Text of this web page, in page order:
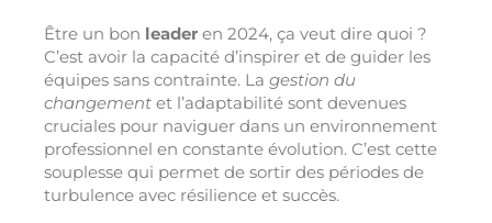
Être un bon leader en 2024, ça veut dire quoi ?
C’est avoir la capacité d’inspirer et de guider les
équipes sans contrainte. La gestion du
changement et l’adaptabilité sont devenues
cruciales pour naviguer dans un environnement
professionnel en constante évolution. C’est cette
souplesse qui permet de sortir des périodes de
turbulence avec résilience et succès.